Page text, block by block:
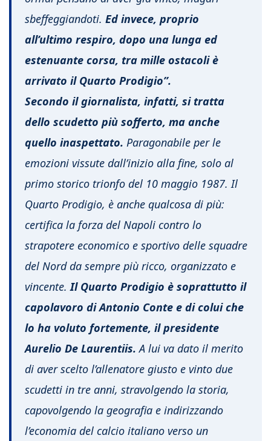
sbeffeggiandoti. Ed invece, proprio
all’ultimo respiro, dopo una lunga ed
estenuante corsa, tra mille ostacoli è
arrivato il Quarto Prodigio”.
Secondo il giornalista, infatti, si tratta
dello scudetto più sofferto, ma anche
quello inaspettato. Paragonabile per le
emozioni vissute dall’inizio alla fine, solo al
primo storico trionfo del 10 maggio 1987. Il
Quarto Prodigio, è anche qualcosa di più:
certifica la forza del Napoli contro lo
strapotere economico e sportivo delle squadre
del Nord da sempre più ricco, organizzato e
vincente. Il Quarto Prodigio è soprattutto il
capolavoro di Antonio Conte e di colui che
lo ha voluto fortemente, il presidente
Aurelio De Laurentiis. A lui va dato il merito
di aver scelto l’allenatore giusto e vinto due
scudetti in tre anni, stravolgendo la storia,
capovolgendo la geografia e indirizzando
l’economia del calcio italiano verso un